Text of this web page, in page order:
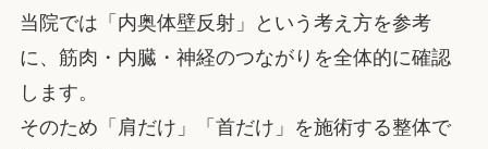
当院では「内奥体壁反射」という考え方を参考
に、筋肉・内臓・神経のつながりを全体的に確認
します。
そのため「肩だけ」「首だけ」を施術する整体で